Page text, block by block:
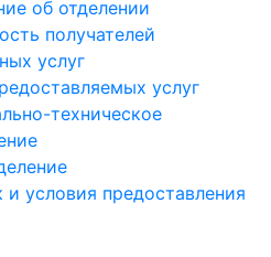
об отделении
получателей
услуг
услуг
техническое
и условия предоставления